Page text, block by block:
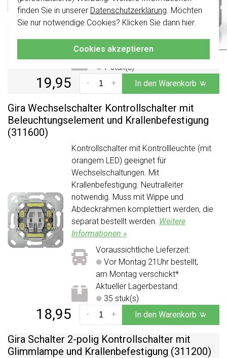
finden Sie in unserer Datenschutzerklärung . Möchten
Sie nur notwendige Cookies? Klicken Sie dann hier
Cookies akzeptieren
»
Voraussichtliche Lieferzeit:
Aktueller Lagerbestand:
7 stuk(s)
19,95 +
- In den Warenkorb
Gira Wechselschalter Kontrollschalter mit
Beleuchtungselement und Krallenbefestigung
(311600)
Kontrollschalter mit Kontrollleuchte (mit
orangem LED) geeignet für
Wechselschaltungen. Mit
Krallenbefestigung. Neutralleiter
notwendig. Muss mit Wippe und
Abdeckrahmen komplettiert werden, die
separat bestellt werden. Weitere
Informationen »
Voraussichtliche Lieferzeit:
Vor Montag 21Uhr bestellt,
am Montag verschickt*
Aktueller Lagerbestand:
35 stuk(s)
18,95 +
- In den Warenkorb
Gira Schalter 2-polig Kontrollschalter mit
Glimmlampe und Krallenbefestigung (311200)
Klicken Sie hier
für weitere Informationen,
damit Sie immer das Richtige bestellen.